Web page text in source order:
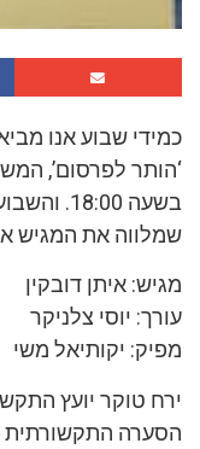
כמידי שבוע אנו
‘הותר לפרסום’,
בשעה
שמלווה את המגיש
מגיש: איתן דובקין
עורך: יוסי צלניקר
מפיק: יקותיאל משי
ירח טוקר יועץ
הסערה התקשורתית